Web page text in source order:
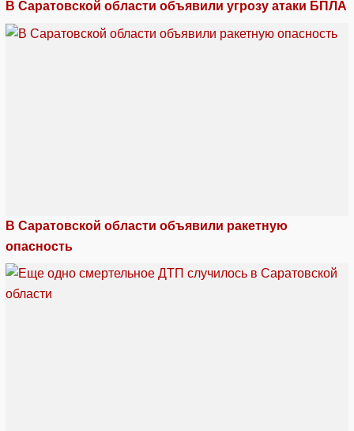
В Саратовской области объявили угрозу атаки БПЛА
В Саратовской области объявили ракетную
опасность